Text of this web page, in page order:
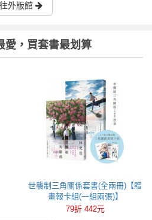
外版館
愛，買套書最划算
世襲制三角關係套書(全兩冊)【贈
畫報卡組(一組兩張)】
79折 442元